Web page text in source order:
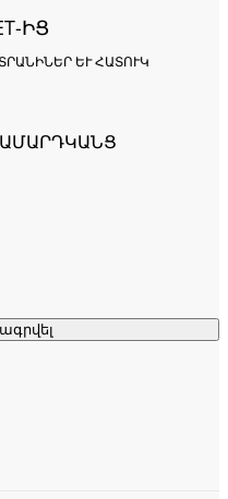
ԻՑ
ԵՒ ՀԱՏՈՒԿ Ա